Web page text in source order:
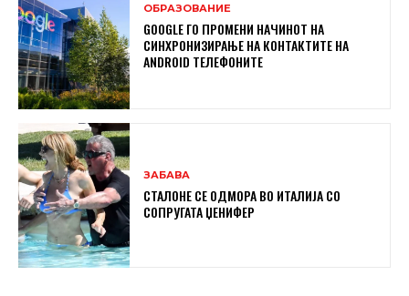
ОБРАЗОВАНИЕ
GOOGLE ГО ПРОМЕНИ НАЧИНОТ НА
СИНХРОНИЗИРАЊЕ НА КОНТАКТИТЕ НА
ANDROID ТЕЛЕФОНИТЕ
ЗАБАВА
СТАЛОНЕ СЕ ОДМОРА ВО ИТАЛИЈА СО
СОПРУГАТА ЏЕНИФЕР